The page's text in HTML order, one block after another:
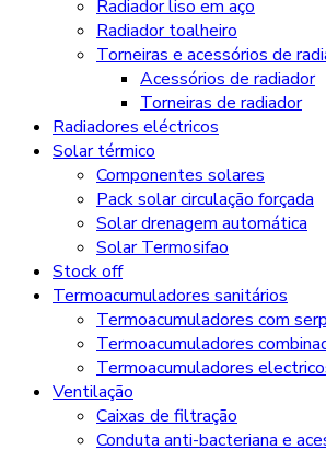
Radiador liso em aço
Radiador toalheiro
Torneiras e acessórios de
Acessórios de radiador
Torneiras de radiador
Radiadores eléctricos
Solar térmico
Componentes solares
Pack solar circulação forçada
Solar drenagem automática
Solar Termosifao
Stock off
Termoacumuladores sanitários
Termoacumuladores com
Termoacumuladores
Termoacumuladores
Ventilação
Caixas de filtração
Conduta anti-bacteriana e